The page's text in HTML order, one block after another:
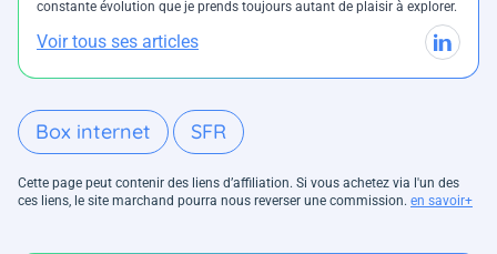
constante évolution que je prends toujours autant de plaisir à explorer.
Voir tous ses articles
Box internet SFR
Cette page peut contenir des liens d’affiliation. Si vous achetez via l'un des
ces liens, le site marchand pourra nous reverser une commission. en savoir+